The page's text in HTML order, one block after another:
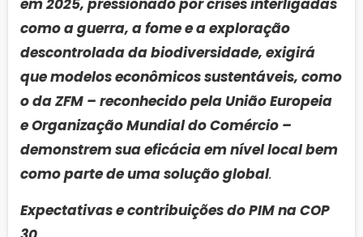
em 2025, pressionado por crises interligadas
como a guerra, a fome e a exploração
descontrolada da biodiversidade, exigirá
que modelos econômicos sustentáveis, como
o da ZFM – reconhecido pela União Europeia
e Organização Mundial do Comércio –
demonstrem sua eficácia em nível local bem
como parte de uma solução global.
Expectativas e contribuições do PIM na COP